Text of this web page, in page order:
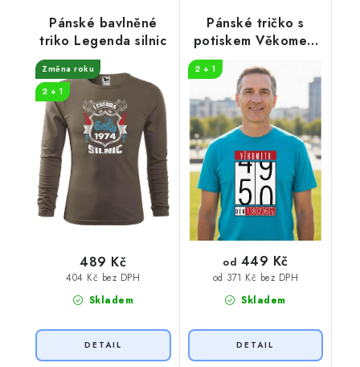
Pánské bavlněné
triko Legenda silnic
Změna roku
2 + 1
Skladem
404 Kč bez DPH
489 Kč
Pánské tričko s
potiskem Věkometr
2 + 1
Skladem
od 371 Kč bez DPH
od 449 Kč